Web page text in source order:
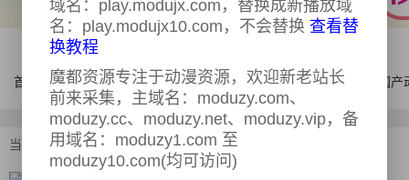
首页 电影 连续剧 综艺 体育 AI漫剧 国
当前位置： 首页> 电影>电锯惊魂
域名：play.modujx.com，替换成新播放域
名：play.modujx10.com，不会替换 查看替
换教程
魔都资源专注于动漫资源，欢迎新老站长
前来采集，主域名：moduzy.com、
moduzy.cc、moduzy.net、moduzy.vip，备
用域名：moduzy1.com 至
moduzy10.com(均可访问)